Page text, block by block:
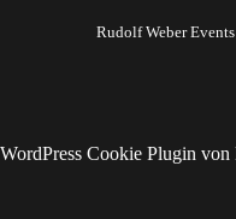
Rudolf Weber Events
WordPress Cookie Plugin